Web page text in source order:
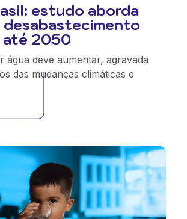
estudo aborda
desabastecimento
até 2050
água deve aumentar, agravada
das mudanças climáticas e